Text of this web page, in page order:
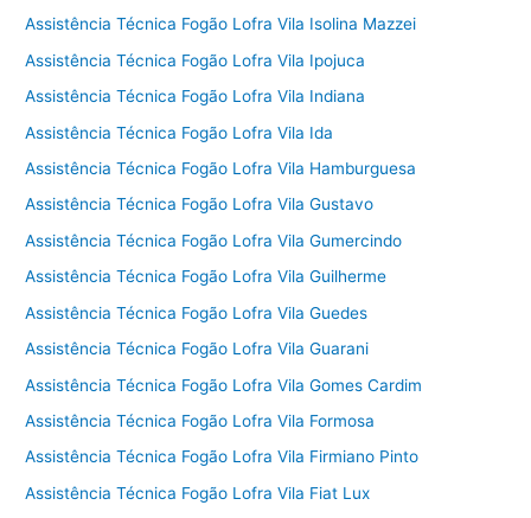
Assistência Técnica Fogão Lofra Vila Isolina Mazzei
Assistência Técnica Fogão Lofra Vila Ipojuca
Assistência Técnica Fogão Lofra Vila Indiana
Assistência Técnica Fogão Lofra Vila Ida
Assistência Técnica Fogão Lofra Vila Hamburguesa
Assistência Técnica Fogão Lofra Vila Gustavo
Assistência Técnica Fogão Lofra Vila Gumercindo
Assistência Técnica Fogão Lofra Vila Guilherme
Assistência Técnica Fogão Lofra Vila Guedes
Assistência Técnica Fogão Lofra Vila Guarani
Assistência Técnica Fogão Lofra Vila Gomes Cardim
Assistência Técnica Fogão Lofra Vila Formosa
Assistência Técnica Fogão Lofra Vila Firmiano Pinto
Assistência Técnica Fogão Lofra Vila Fiat Lux